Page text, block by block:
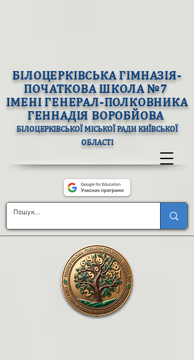
БІЛОЦЕРКІВСЬКА ГІМНАЗІЯ-
ПОЧАТКОВА ШКОЛА №7
ІМЕНІ ГЕНЕРАЛ-ПОЛКОВНИКА
ГЕННАДІЯ ВОРОБЙОВА
БІЛОЦЕРКІВСЬКОЇ МІСЬКОЇ РАДИ КИЇВСЬКОЇ
ОБЛАСТІ